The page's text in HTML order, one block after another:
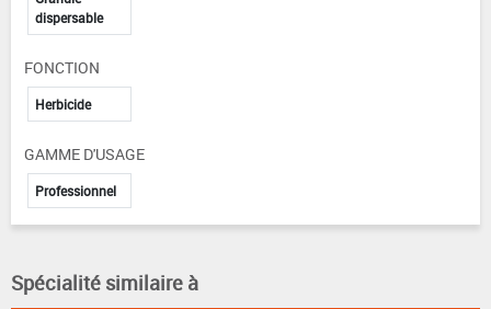
dispersable
FONCTION
Herbicide
GAMME D'USAGE
Professionnel
Spécialité similaire à